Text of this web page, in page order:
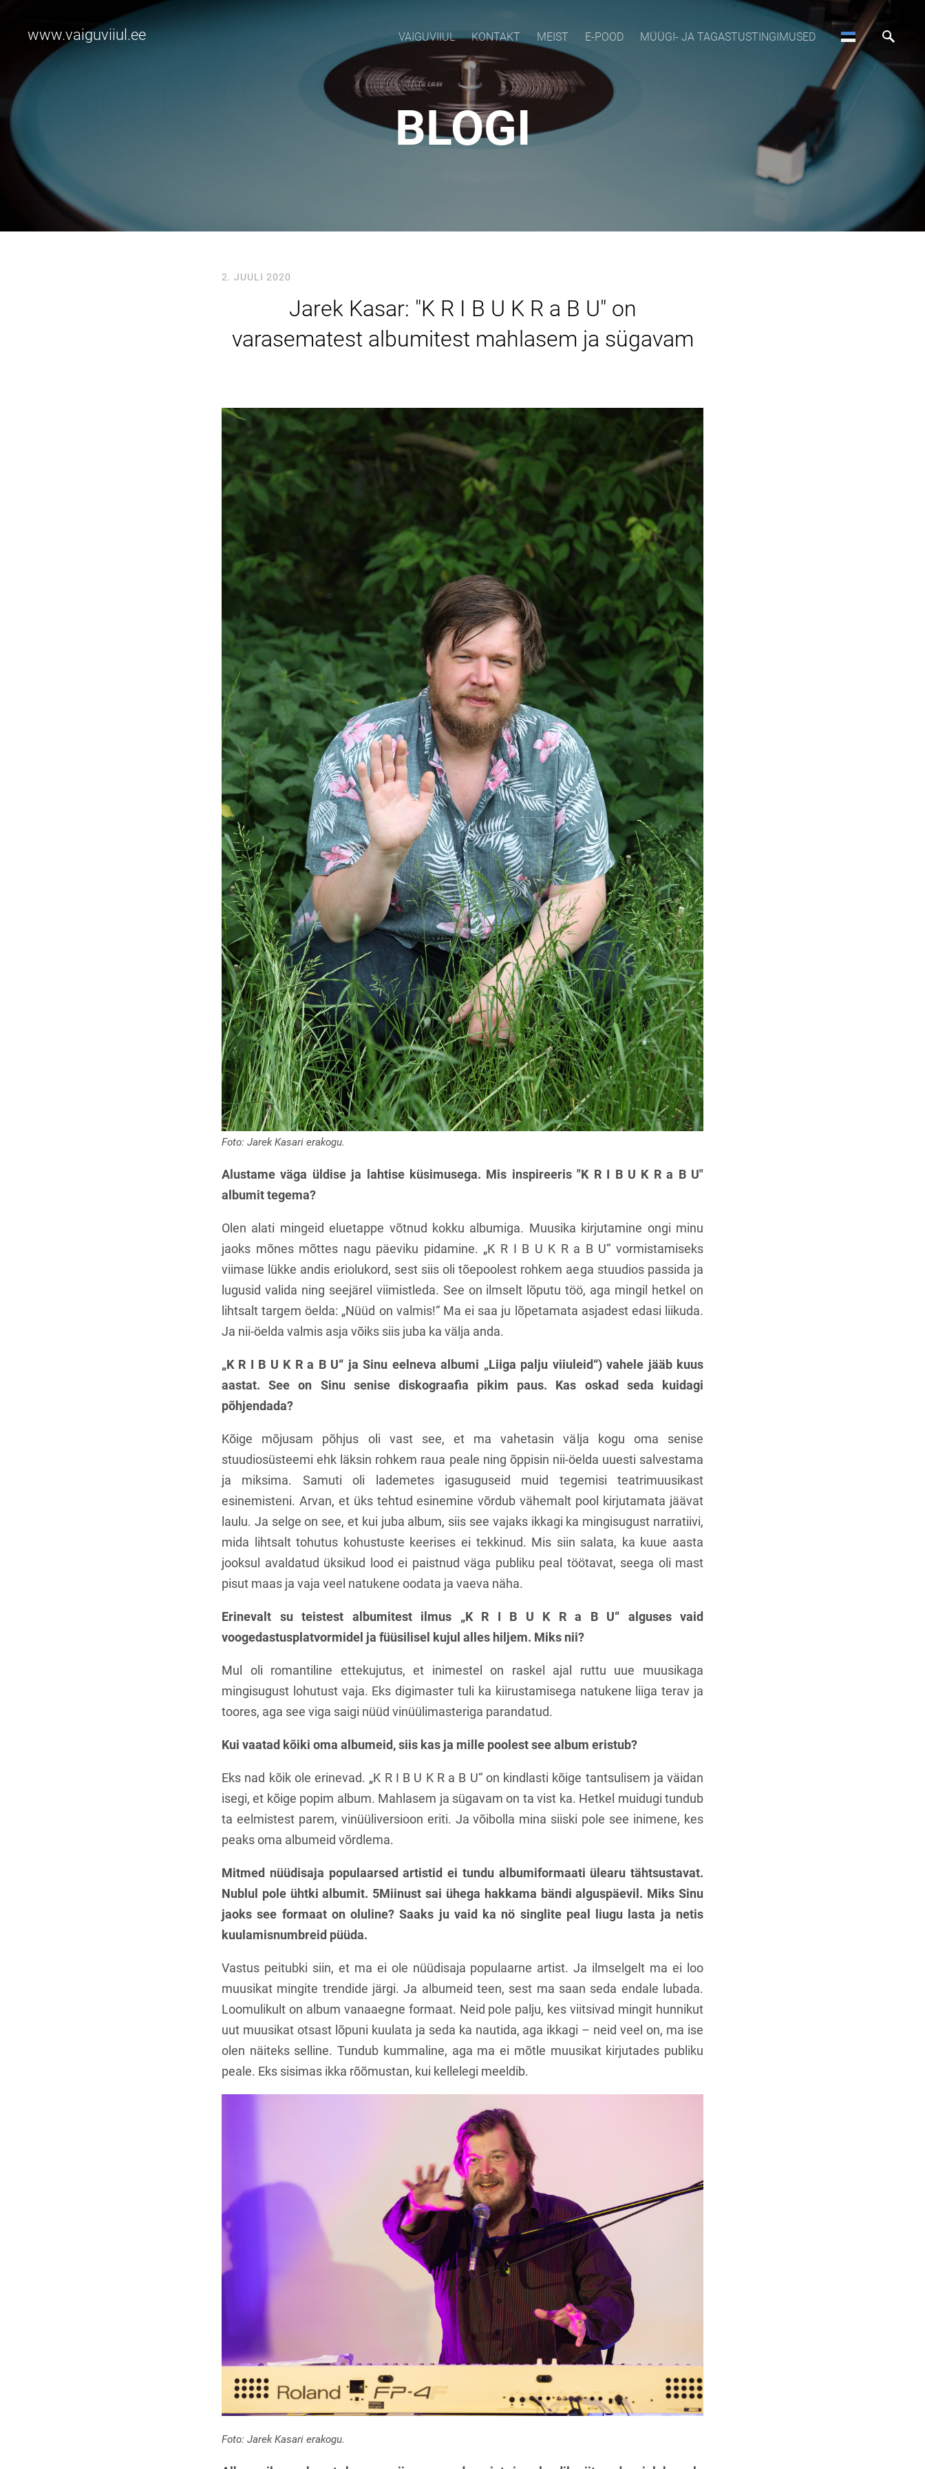
www.vaiguviiul.ee VAIGUVIIUL KONTAKT MEIST E-POOD MÜÜGI- JA TAGASTUSTINGIMUSED
BLOGI
2. JUULI 2020
Jarek Kasar: "K R I B U K R a B U" on
varasematest albumitest mahlasem ja sügavam
Foto: Jarek Kasari erakogu.
Alustame väga üldise ja lahtise küsimusega. Mis inspireeris "K R I B U K Ra B U"
albumit tegema?
Olen alati mingeid eluetappe võtnud kokku albumiga. Muusika kirjutamine ongi minu
jaoks mõnes mõttes nagu päeviku pidamine. „K R I B U K R a B U“ vormistamiseks
viimase lükke andis eriolukord, sest siis oli tõepoolest rohkem aega stuudios passida ja
lugusid valida ning seejärel viimistleda. See on ilmselt lõputu töö, aga mingil hetkel on
lihtsalt targem öelda: „Nüüd on valmis!“ Ma ei saa ju lõpetamata asjadest edasi liikuda.
Ja nii-öelda valmis asja võiks siis juba ka välja anda.
„K R I B U K Ra B U“ ja Sinu eelneva albumi „Liiga palju viiuleid“) vahele jääb kuus
aastat. See on Sinu senise diskograafia pikim paus. Kas oskad seda kuidagi
põhjendada?
Kõige mõjusam põhjus oli vast see, et ma vahetasin välja kogu oma senise
stuudiosüsteemi ehk läksin rohkem raua peale ning õppisin nii-öelda uuesti salvestama
ja miksima. Samuti oli lademetes igasuguseid muid tegemisi teatrimuusikast
esinemisteni. Arvan, et üks tehtud esinemine võrdub vähemalt pool kirjutamata jäävat
laulu. Ja selge on see, et kui juba album, siis see vajaks ikkagi ka mingisugust narratiivi,
mida lihtsalt tohutus kohustuste keerises ei tekkinud. Mis siin salata, ka kuue aasta
jooksul avaldatud üksikud lood ei paistnud väga publiku peal töötavat, seega oli mast
pisut maas ja vaja veel natukene oodata ja vaeva näha.
Erinevalt su teistest albumitest ilmus „K R I B U K R a B U“ alguses vaid
voogedastusplatvormidel ja füüsilisel kujul alles hiljem. Miks nii?
Mul oli romantiline ettekujutus, et inimestel on raskel ajal ruttu uue muusikaga
mingisugust lohutust vaja. Eks digimaster tuli ka kiirustamisega natukene liiga terav ja
toores, aga see viga saigi nüüd vinüülimasteriga parandatud.
Kui vaatad kõiki oma albumeid, siis kas ja mille poolest see album eristub?
Eks nad kõik ole erinevad. „K R I B U K R a B U“ on kindlasti kõige tantsulisem ja väidan
isegi, et kõige popim album. Mahlasem ja sügavam on ta vist ka. Hetkel muidugi tundub
ta eelmistest parem, vinüüliversioon eriti. Ja võibolla mina siiski pole see inimene, kes
peaks oma albumeid võrdlema.
Mitmed nüüdisaja populaarsed artistid ei tundu albumiformaati ülearu tähtsustavat.
Nublul pole ühtki albumit. 5Miinust sai ühega hakkama bändi alguspäevil. Miks Sinu
jaoks see formaat on oluline? Saaks ju vaid ka nö singlite peal liugu lasta ja netis
kuulamisnumbreid püüda.
Vastus peitubki siin, et ma ei ole nüüdisaja populaarne artist. Ja ilmselgelt ma ei loo
muusikat mingite trendide järgi. Ja albumeid teen, sest ma saan seda endale lubada.
Loomulikult on album vanaaegne formaat. Neid pole palju, kes viitsivad mingit hunnikut
uut muusikat otsast lõpuni kuulata ja seda ka nautida, aga ikkagi – neid veel on, ma ise
olen näiteks selline. Tundub kummaline, aga ma ei mõtle muusikat kirjutades publiku
peale. Eks sisimas ikka rõõmustan, kui kellelegi meeldib.
Foto: Jarek Kasari erakogu.